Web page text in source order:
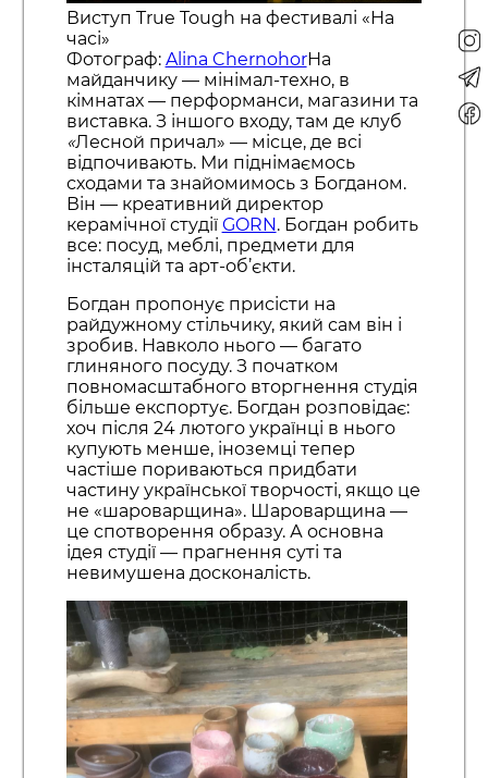
Виступ True Tough на фестивалі «На
часі»
Фотограф: Alina ChernohorНа
майданчику — мінімал-техно, в
кімнатах — перформанси, магазини та
виставка. З іншого входу, там де клуб
«Лесной причал» — місце, де всі
відпочивають. Ми піднімаємось
сходами та знайомимось з Богданом.
Він — креативний директор
керамічної студії GORN . Богдан робить
все: посуд, меблі, предмети для
інсталяцій та арт-об’єкти.
Богдан пропонує присісти на
райдужному стільчику, який сам він і
зробив. Навколо нього — багато
глиняного посуду. З початком
повномасштабного вторгнення студія
більше експортує. Богдан розповідає:
хоч після 24 лютого українці в нього
купують менше, іноземці тепер
частіше пориваються придбати
частину української творчості, якщо це
не «шароварщина». Шароварщина —
це спотворення образу. А основна
ідея студії — прагнення суті та
невимушена досконалість.